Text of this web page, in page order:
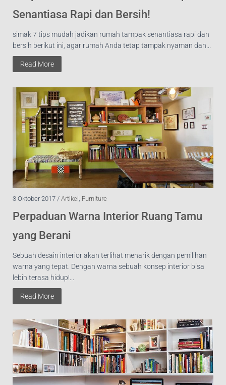
Senantiasa Rapi dan Bersih!
simak 7 tips mudah jadikan rumah tampak senantiasa rapi dan
bersih berikut ini, agar rumah Anda tetap tampak nyaman dan...
Read More
3 Oktober 2017 / Artikel Furniture
Perpaduan Warna Interior Ruang Tamu
yang Berani
Sebuah desain interior akan terlihat menarik dengan pemilihan
warna yang tepat. Dengan warna sebuah konsep interior bisa
lebih terasa hidup!...
Read More